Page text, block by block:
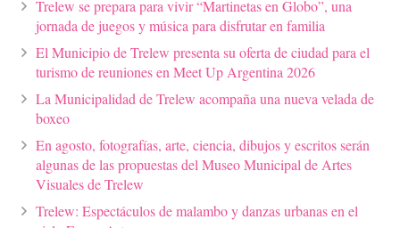
Trelew se prepara para vivir “Martinetas en Globo”, una
jornada de juegos y música para disfrutar en familia
El Municipio de Trelew presenta su oferta de ciudad para el
turismo de reuniones en Meet Up Argentina 2026
La Municipalidad de Trelew acompaña una nueva velada de
boxeo
En agosto, fotografías, arte, ciencia, dibujos y escritos serán
algunas de las propuestas del Museo Municipal de Artes
Visuales de Trelew
Trelew: Espectáculos de malambo y danzas urbanas en el